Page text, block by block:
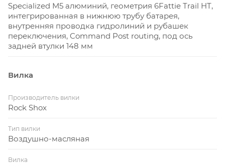
Specialized M5 алюминий, геометрия 6Fattie Trail HT,
интегрированная в нижнюю трубу батарея,
внутренняя проводка гидролиний и рубашек
переключения, Command Post routing, под ось
задней втулки 148 мм
Вилка
Производитель вилки
Rock Shox
Тип вилки
Воздушно-масляная
Вилка